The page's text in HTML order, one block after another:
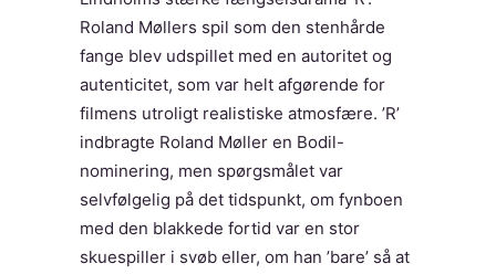
Roland Møllers spil som den stenhårde
fange blev udspillet med en autoritet og
autenticitet, som var helt afgørende for
filmens utroligt realistiske atmosfære. ’R’
indbragte Roland Møller en Bodil-
nominering, men spørgsmålet var
selvfølgelig på det tidspunkt, om fynboen
med den blakkede fortid var en stor
skuespiller i svøb eller, om han ’bare’ så at